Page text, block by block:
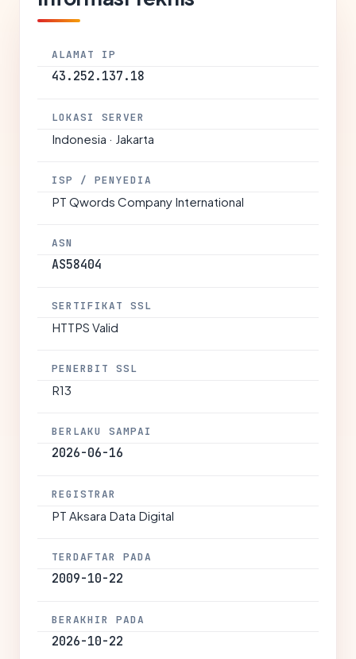
ALAMAT IP
43.252.137.18
LOKASI SERVER
Indonesia · Jakarta
ISP / PENYEDIA
PT Qwords Company International
ASN
AS58404
SERTIFIKAT SSL
HTTPS Valid
PENERBIT SSL
R13
BERLAKU SAMPAI
2026-06-16
REGISTRAR
PT Aksara Data Digital
TERDAFTAR PADA
2009-10-22
BERAKHIR PADA
2026-10-22